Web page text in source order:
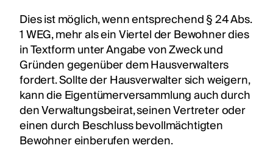
Dies ist möglich, wenn entsprechend § 24 Abs.
1 WEG, mehr als ein Viertel der Bewohner dies
in Textform unter Angabe von Zweck und
Gründen gegenüber dem Hausverwalters
fordert. Sollte der Hausverwalter sich weigern,
kann die Eigentümerversammlung auch durch
den Verwaltungsbeirat, seinen Vertreter oder
einen durch Beschluss bevollmächtigten
Bewohner einberufen werden.